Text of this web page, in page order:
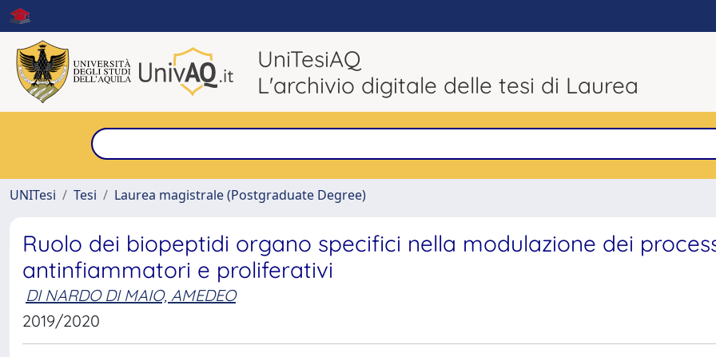
UniTesiAQ
L'archivio digitale delle tesi di Laurea
UNITesi
Tesi Laurea magistrale (Postgraduate Degree)
Ruolo dei biopeptidi organo specifici nella modulazione dei
antinfiammatori e proliferativi
DI NARDO DI MAIO, AMEDEO
2019/2020